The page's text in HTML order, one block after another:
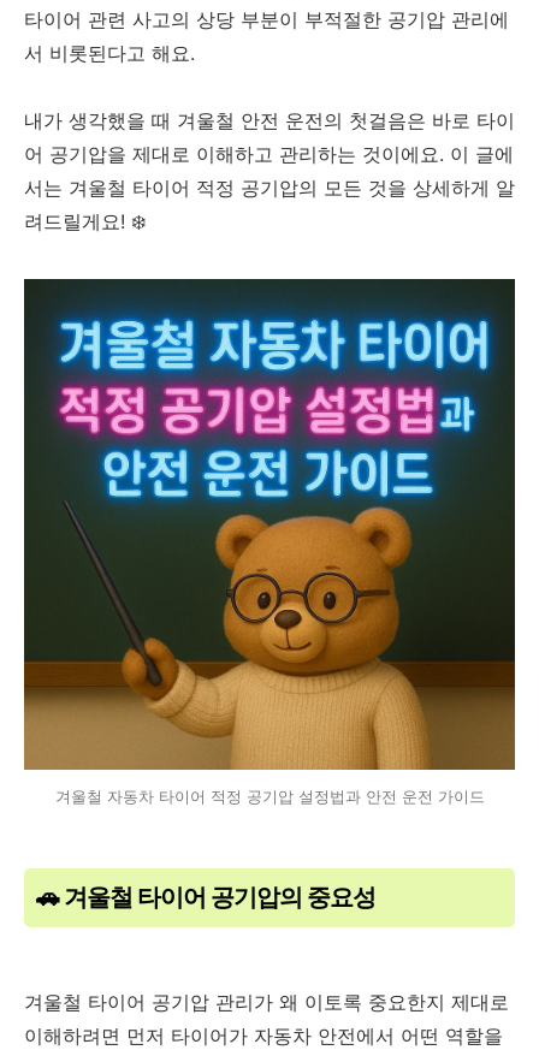
타이어 관련 사고의 상당 부분이 부적절한 공기압 관리에
서 비롯된다고 해요.
내가 생각했을 때 겨울철 안전 운전의 첫걸음은 바로 타이
어 공기압을 제대로 이해하고 관리하는 것이에요. 이 글에
서는 겨울철 타이어 적정 공기압의 모든 것을 상세하게 알
려드릴게요! ❄️
겨울철 자동차 타이어 적정 공기압 설정법과 안전 운전 가이드
🚗 겨울철 타이어 공기압의 중요성
겨울철 타이어 공기압 관리가 왜 이토록 중요한지 제대로
이해하려면 먼저 타이어가 자동차 안전에서 어떤 역할을